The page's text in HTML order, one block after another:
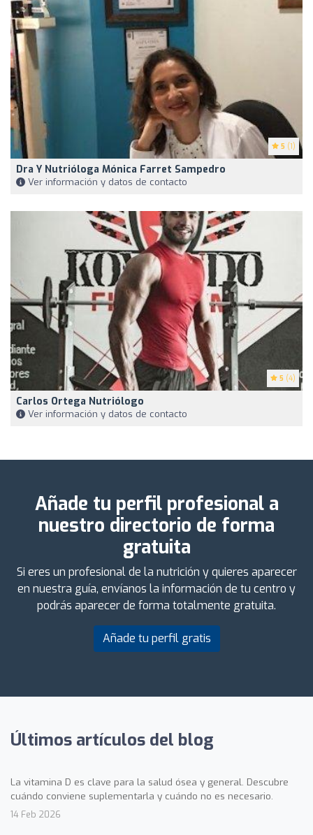
5 (1)
Dra Y Nutrióloga Mónica Farret Sampedro
Ver información y datos de contacto
5 (4)
Carlos Ortega Nutriólogo
Ver información y datos de contacto
Añade tu perfil profesional a
nuestro directorio de forma
gratuita
Si eres un profesional de la nutrición y quieres aparecer
en nuestra guía, envíanos la información de tu centro y
podrás aparecer de forma totalmente gratuita.
Añade tu perfil gratis
Últimos artículos del blog
La vitamina D es clave para la salud ósea y general. Descubre
cuándo conviene suplementarla y cuándo no es necesario.
14 Feb 2026